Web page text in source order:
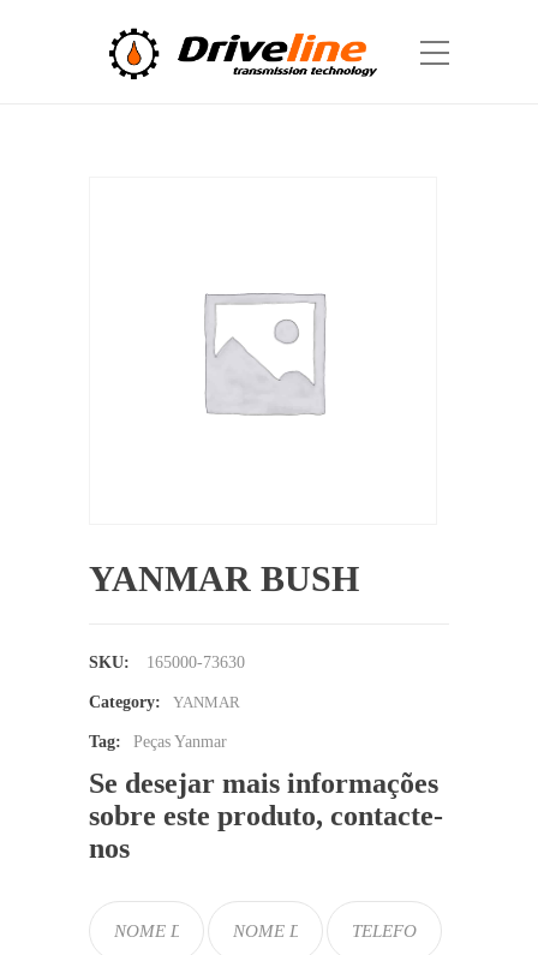
YANMAR BUSH
SKU: 165000-73630
Category: YANMAR
Tag: Peças Yanmar
Se desejar mais informações
sobre este produto, contacte-
nos